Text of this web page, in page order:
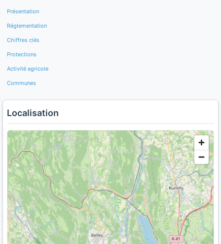
Présentation
Réglementation
Chiffres clés
Protections
Activité agricole
Communes
Localisation